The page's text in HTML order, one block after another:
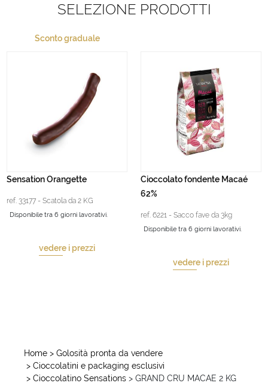
SELEZIONE PRODOTTI
Sconto graduale
Sensation Orangette
ref. 33177 - Scatola da 2 KG
Disponibile tra 6 giorni lavorativi.
vedere i prezzi
Cioccolato fondente Macaé
62%
ref. 6221 - Sacco fave da 3kg
Disponibile tra 6 giorni lavorativi.
vedere i prezzi
Home > Golosità pronta da vendere
> Cioccolatini e packaging esclusivi
> Cioccolatino Sensations > GRAND CRU MACAE 2 KG